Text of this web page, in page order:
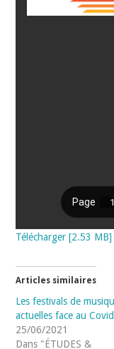
Télécharger [2.53 MB]
Articles similaires
Les festivals de
actuelles face au
25/06/2021
Dans "ÉTUDES &